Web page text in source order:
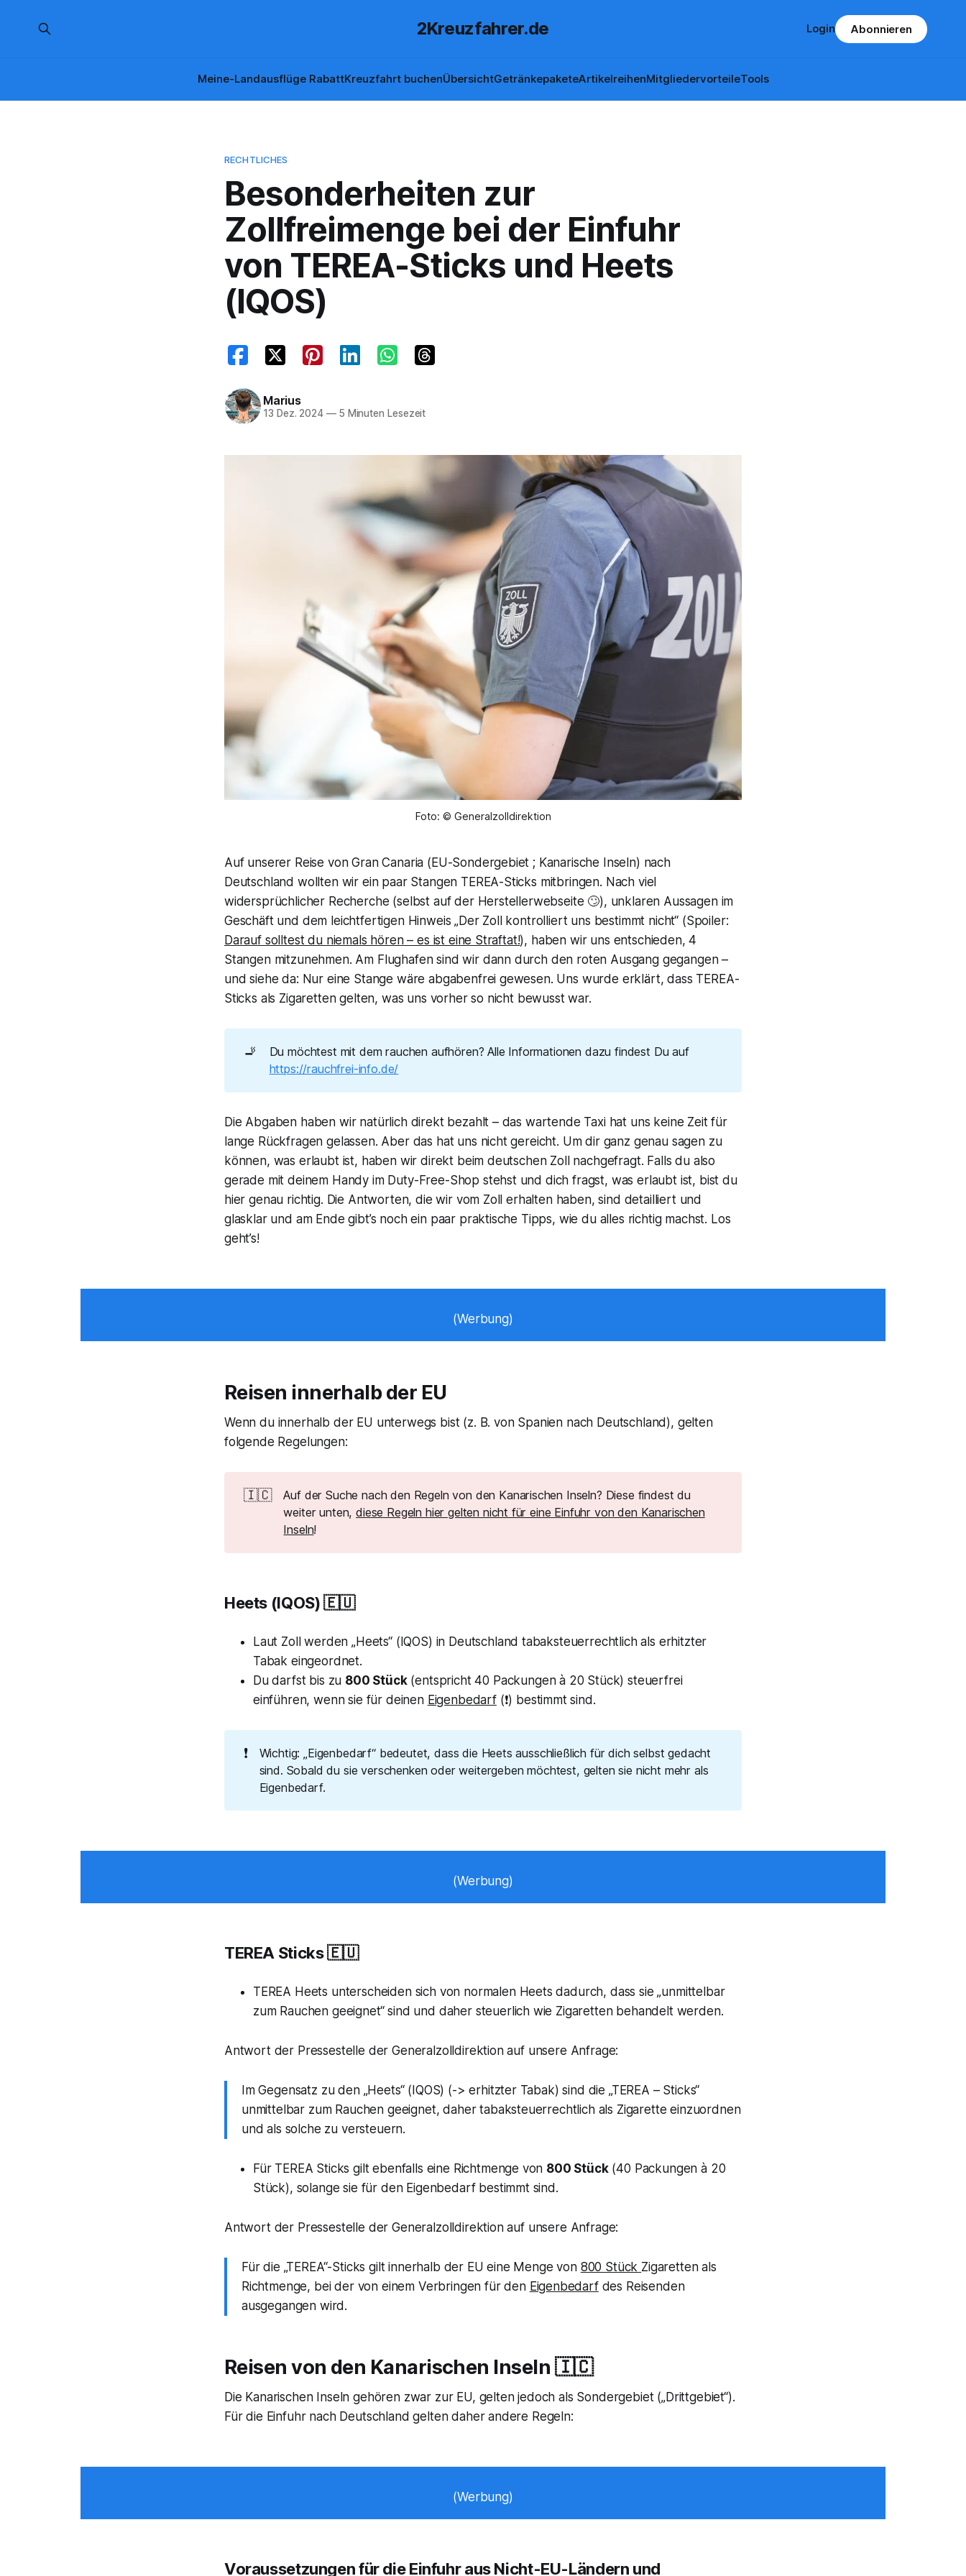
2Kreuzfahrer.de
Meine-Landausflüge RabattKreuzfahrt buchenÜbersichtGetränkepaketeArtikelreihenMitgliedervorteileTools
Login Abonnieren
RECHTLICHES
Besonderheiten zur
Zollfreimenge bei der Einfuhr
von TEREA-Sticks und Heets
(IQOS)
Marius
13 Dez. 2024 —5 Minuten Lesezeit
Foto: © Generalzolldirektion
Auf unserer Reise von Gran Canaria (EU-Sondergebiet ; Kanarische Inseln) nach
Deutschland wollten wir ein paar Stangen TEREA-Sticks mitbringen. Nach viel
widersprüchlicher Recherche (selbst auf der Herstellerwebseite 🙄), unklaren Aussagen im
Geschäft und dem leichtfertigen Hinweis „Der Zoll kontrolliert uns bestimmt nicht“ (Spoiler:
Darauf solltest du niemals hören – es ist eine Straftat!), haben wir uns entschieden, 4
Stangen mitzunehmen. Am Flughafen sind wir dann durch den roten Ausgang gegangen –
und siehe da: Nur eine Stange wäre abgabenfrei gewesen. Uns wurde erklärt, dass TEREA-
Sticks als Zigaretten gelten, was uns vorher so nicht bewusst war.
🚬
Du möchtest mit dem rauchen aufhören? Alle Informationen dazu findest Du auf
https://rauchfrei-info.de/
Die Abgaben haben wir natürlich direkt bezahlt – das wartende Taxi hat uns keine Zeit für
lange Rückfragen gelassen. Aber das hat uns nicht gereicht. Um dir ganz genau sagen zu
können, was erlaubt ist, haben wir direkt beim deutschen Zoll nachgefragt. Falls du also
gerade mit deinem Handy im Duty-Free-Shop stehst und dich fragst, was erlaubt ist, bist du
hier genau richtig. Die Antworten, die wir vom Zoll erhalten haben, sind detailliert und
glasklar und am Ende gibt’s noch ein paar praktische Tipps, wie du alles richtig machst. Los
geht’s!
(Werbung)
Reisen innerhalb der EU
Wenn du innerhalb der EU unterwegs bist (z. B. von Spanien nach Deutschland), gelten
folgende Regelungen:
🇮🇨
Auf der Suche nach den Regeln von den Kanarischen Inseln? Diese findest du
weiter unten,diese Regeln hier gelten nicht für eine Einfuhr von den Kanarischen
Inseln!
Heets (IQOS) 🇪🇺
Laut Zoll werden „Heets“ (IQOS) in Deutschland tabaksteuerrechtlich als erhitzter
Tabak eingeordnet.
Du darfst bis zu 800 Stück(entspricht 40 Packungen à 20 Stück) steuerfrei
einführen, wenn sie für deinen Eigenbedarf(❗) bestimmt sind.
❗
Wichtig: „Eigenbedarf“ bedeutet, dass die Heets ausschließlich für dich selbst gedacht
sind. Sobald du sie verschenken oder weitergeben möchtest, gelten sie nicht mehr als
Eigenbedarf.
(Werbung)
TEREA Sticks 🇪🇺
TEREA Heets unterscheiden sich von normalen Heets dadurch, dass sie „unmittelbar
zum Rauchen geeignet“ sind und daher steuerlich wie Zigaretten behandelt werden.
Antwort der Pressestelle der Generalzolldirektion auf unsere Anfrage:
Im Gegensatz zu den „Heets“ (IQOS) (-> erhitzter Tabak) sind die „TEREA – Sticks“
unmittelbar zum Rauchen geeignet, daher tabaksteuerrechtlich als Zigarette einzuordnen
und als solche zu versteuern.
Für TEREA Sticks gilt ebenfalls eine Richtmenge von 800 Stück(40 Packungen à 20
Stück), solange sie für den Eigenbedarf bestimmt sind.
Antwort der Pressestelle der Generalzolldirektion auf unsere Anfrage:
Für die „TEREA“-Sticks gilt innerhalb der EU eine Menge von 800 Stück Zigaretten als
Richtmenge, bei der von einem Verbringen für den Eigenbedarfdes Reisenden
ausgegangen wird.
Reisen von den Kanarischen Inseln 🇮🇨
Die Kanarischen Inseln gehören zwar zur EU, gelten jedoch als Sondergebiet („Drittgebiet“).
Für die Einfuhr nach Deutschland gelten daher andere Regeln:
(Werbung)
Voraussetzungen für die Einfuhr aus Nicht-EU-Ländern und